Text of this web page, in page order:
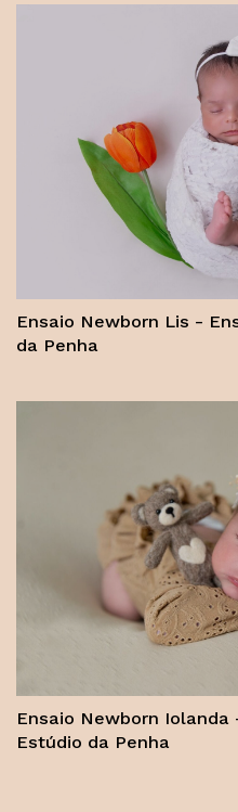
Ensaio Newborn Lis -
da Penha
Ensaio Newborn
Estúdio da Penha